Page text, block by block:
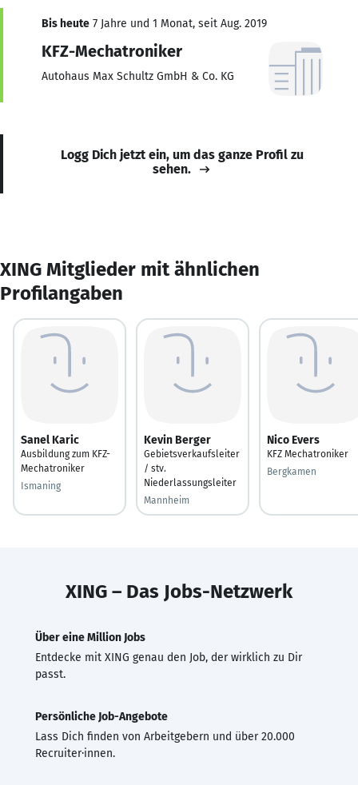
Bis heute 7 Jahre und 1 Monat, seit Aug. 2019
KFZ-Mechatroniker
Autohaus Max Schultz GmbH & Co. KG
Logg Dich jetzt ein, um das ganze Profil zu
sehen.
XING Mitglieder mit ähnlichen
Profilangaben
Sanel Karic
Ausbildung zum KFZ-
Mechatroniker
Ismaning
Kevin Berger
Gebietsverkaufsleiter
/ stv.
Niederlassungsleiter
Mannheim
Nico Evers
KFZ Mechatroniker
Bergkamen
XING – Das Jobs-Netzwerk
Über eine Million Jobs
Entdecke mit XING genau den Job, der wirklich zu Dir
passt.
Persönliche Job-Angebote
Lass Dich finden von Arbeitgebern und über 20.000
Recruiter·innen.